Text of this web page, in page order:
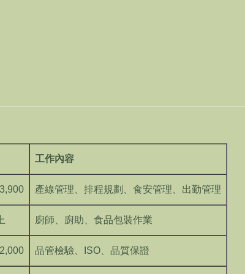
工作內容
產線管理、排程規劃、食安管理、出勤管理
廚師、廚助、食品包裝作業
品管檢驗、ISO、品質保證